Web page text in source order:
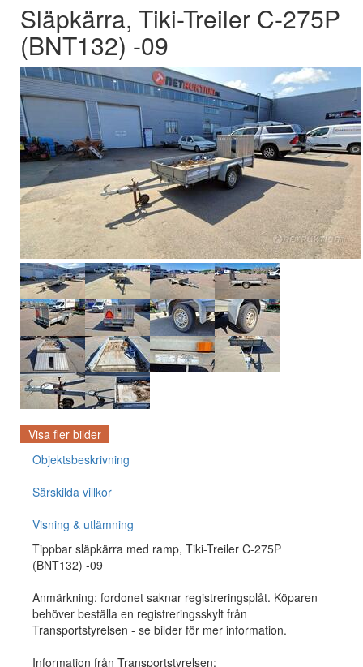
Släpkärra, Tiki-Treiler C-275P
(BNT132) -09
Visa fler bilder
Objektsbeskrivning
Särskilda villkor
Visning & utlämning
Tippbar släpkärra med ramp, Tiki-Treiler C-275P
(BNT132) -09
Anmärkning: fordonet saknar registreringsplåt. Köparen
behöver beställa en registreringsskylt från
Transportstyrelsen - se bilder för mer information.
Information från Transportstyrelsen: